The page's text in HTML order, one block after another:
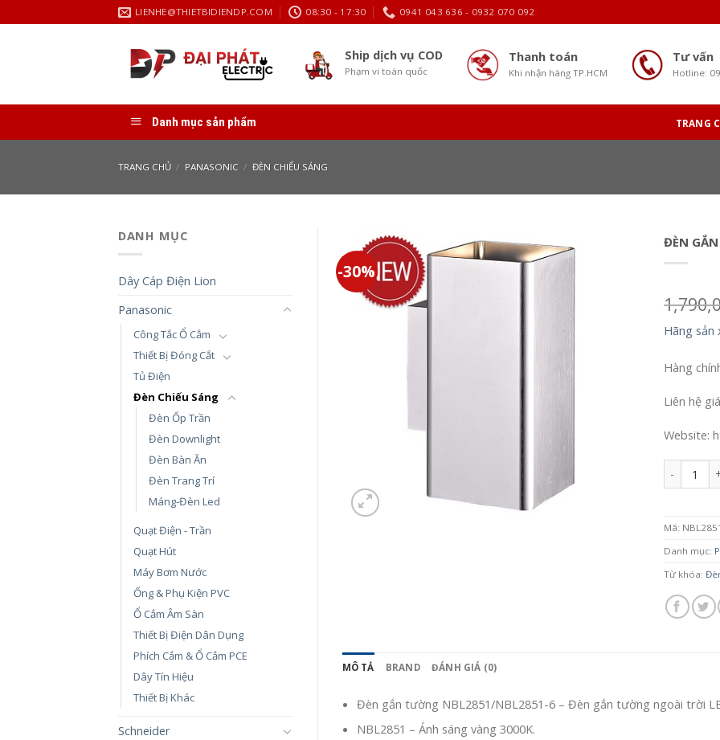
to
LIENHE@THIETBIDIENDP.COM 08:30 - 17:30 0941 043 636 - 0932 070 092
Ship dịch vụ COD
Phạm vi toàn quốc
Thanh toán
Khi nhận hàng TP.HCM
Tư vấn
Hotline:
Danh mục sản phẩm TRANG
TRANG CHỦ / PANASONIC / ĐÈN CHIẾU SÁNG
DANH MỤC
Dây Cáp Điện Lion
Panasonic
Công Tắc Ổ Cắm
Thiết Bị Đóng Cắt
Tủ Điện
Đèn Chiếu Sáng
Đèn Ốp Trần
Đèn Downlight
Đèn Bàn Ăn
Đèn Trang Trí
Máng-Đèn Led
Quạt Điện - Trần
Quạt Hút
Máy Bơm Nước
Ống & Phụ Kiện PVC
Ổ Cắm Âm Sàn
Thiết Bị Điện Dân Dụng
Phích Cắm & Ổ Cắm PCE
Dây Tín Hiệu
Thiết Bị Khác
Schneider
-30%
ĐÈN
Hãng sản
Hàng
Liên hệ
Website:
Mã:
Danh mục:
Từ khóa:
MÔ TẢ BRAND ĐÁNH GIÁ (0)
Đèn gắn tường NBL2851/NBL2851-6 – Đèn gắn tường ngoài trời
NBL2851 – Ánh sáng vàng 3000K.